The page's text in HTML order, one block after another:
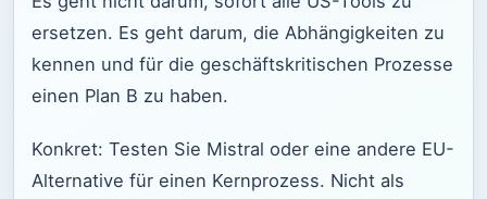
ersetzen. Es geht darum, die Abhängigkeiten zu
kennen und für die geschäftskritischen Prozesse
einen Plan B zu haben.
Konkret: Testen Sie Mistral oder eine andere EU-
Alternative für einen Kernprozess. Nicht als